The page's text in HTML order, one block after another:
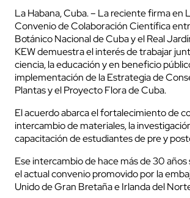
La Habana, Cuba. – La reciente firma en
Convenio de Colaboración Científica
Botánico Nacional de Cuba y el Real
KEW demuestra el interés de trabajar
ciencia, la educación y en beneficio
implementación de la Estrategia de
Plantas y el Proyecto Flora de Cuba.
El acuerdo abarca el fortalecimiento de
intercambio de materiales, la
capacitación de estudiantes de pre y
Ese intercambio de hace más de 30
el actual convenio promovido por la
Unido de Gran Bretaña e Irlanda del